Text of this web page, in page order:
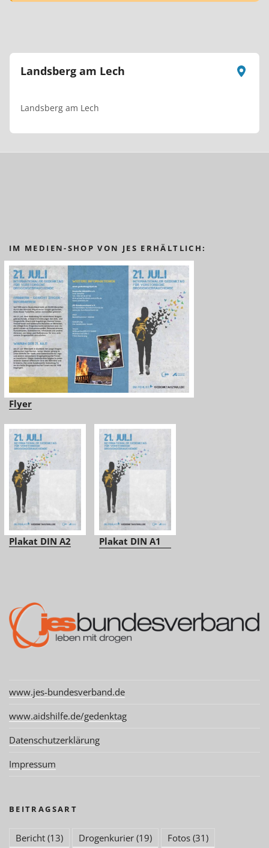
Landsberg am Lech
Landsberg am Lech
IM MEDIEN-SHOP VON JES ERHÄLTLICH:
Flyer
Plakat DIN A2 Plakat DIN A1
www.jes-bundesverband.de
www.aidshilfe.de/gedenktag
Datenschutzerklärung
Impressum
BEITRAGSART
Bericht (13) Drogenkurier (19) Fotos (31)